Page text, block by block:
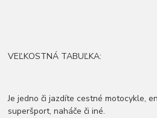
VEĽKOSTNÁ TABUĽKA:
Je jedno či jazdíte cestné motocykle,
superšport, naháče či iné.